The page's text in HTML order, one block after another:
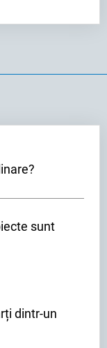
sunt
dintr-un